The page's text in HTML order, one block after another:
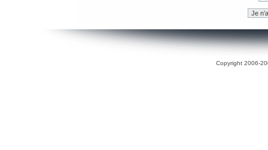
Copyright 2006-